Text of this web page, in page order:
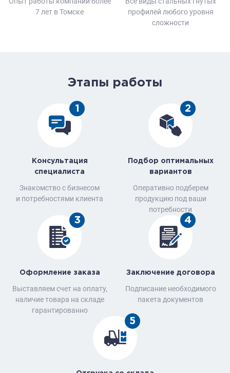
7 лет в Томске
профилей любого уровня
сложности
Этапы работы
1
Консультация
специалиста
Знакомство с бизнесом
и потребностями клиента
2
Подбор оптимальных
вариантов
Оперативно подберем
продукцию под ваши
потребности
3
Оформление заказа
Выставляем счет на оплату,
наличие товара на складе
гарантированно
4
Заключение договора
Подписание необходимого
пакета документов
5